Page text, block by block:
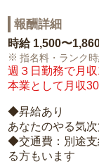
報酬詳細
時給 1,500〜
指名料・ランク
週３日勤務で月
本業として月収
◆昇給あり
あなたのやる気
◆交通費：別途支
る方もいます